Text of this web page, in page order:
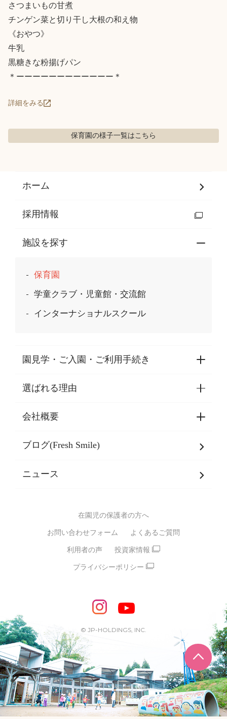
さつまいもの甘煮
チンゲン菜と切り干し大根の和え物
《おやつ》
牛乳
黒糖きな粉揚げパン
＊ーーーーーーーーーーーー＊
詳細をみる
保育園の様子一覧はこちら
ページ
ホーム
採用情報
施設を探す
保育園
学童クラブ・児童館・交流館
インターナショナルスクール
園見学・ご入園・ご利用手続き
園見学・ご入園・ご利用手続き
東京都認証保育所空き状況
選ばれる理由
選ばれる理由一覧
乳児期・幼児期・
バイリンガル保育園
スポーツ保育園
モンテッソーリ式保育園
STEAMS保育・学童
えいご
めざせ！バイリンガル！
めざせ！アスリート教室
ピアノ教室♪ ドレミっこ
めざせ!HIPHOPダンサー!
輝け！チアリーダー
学童期向けプログラム
SDGs・異文化交流など
会社概要
会社概要
SDGsについて
ブログ(Fresh Smile)
ニュース
在園児の保護者の方へ
お問い合わせフォーム よくあるご質問
利用者の声 投資家情報
プライバシーポリシー
© JP-HOLDINGS, INC.